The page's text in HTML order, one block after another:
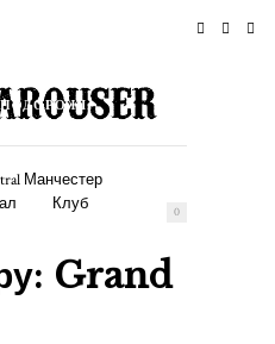
ПОДОРОЖІ
Клуб 0
Grand